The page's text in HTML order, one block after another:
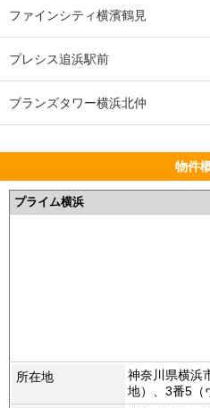
ファインシティ横濱鶴見
プレシス追浜駅前
ブランズタワー横浜北仲
物件
プライム横浜
所在地
神奈川県横浜
地）、3番5（